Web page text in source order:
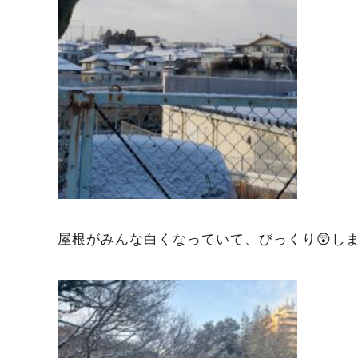
屋根がみんな白くなっていて、びっくり😲し